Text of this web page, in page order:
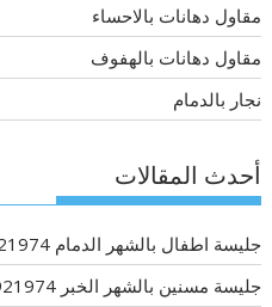
مقاول دهانات بالاحساء
مقاول دهانات بالهفوف
نجار بالدمام
أحدث المقالات
جليسة اطفال بالشهر الدمام 0545921974
جليسة مسنين بالشهر الخبر 0545921974